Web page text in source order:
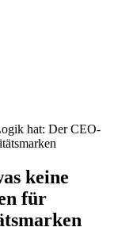
hat: Der CEO-
keine
für